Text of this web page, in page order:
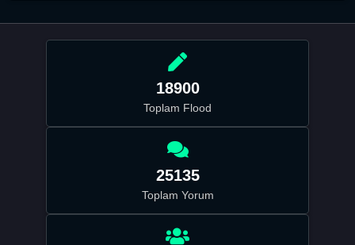
18900
Toplam Flood
25135
Toplam Yorum